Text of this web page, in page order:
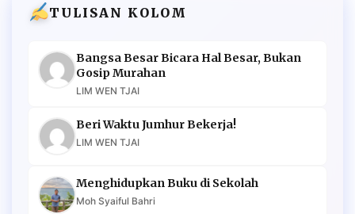
TULISAN KOLOM
Bangsa Besar Bicara Hal Besar, Bukan
Gosip Murahan
LIM WEN TJAI
Beri Waktu Jumhur Bekerja!
LIM WEN TJAI
Menghidupkan Buku di Sekolah
Moh Syaiful Bahri